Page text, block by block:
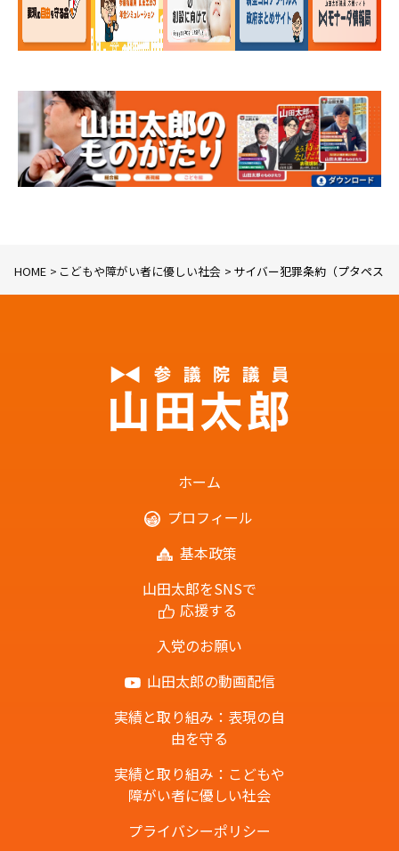
HOME こどもや障がい者に優しい社会 サイバー犯罪条約（プタペス
ホーム
プロフィール
基本政策
山田太郎をSNSで
応援する
入党のお願い
山田太郎の動画配信
実績と取り組み：表現の自
由を守る
実績と取り組み：こどもや
障がい者に優しい社会
プライバシーポリシー